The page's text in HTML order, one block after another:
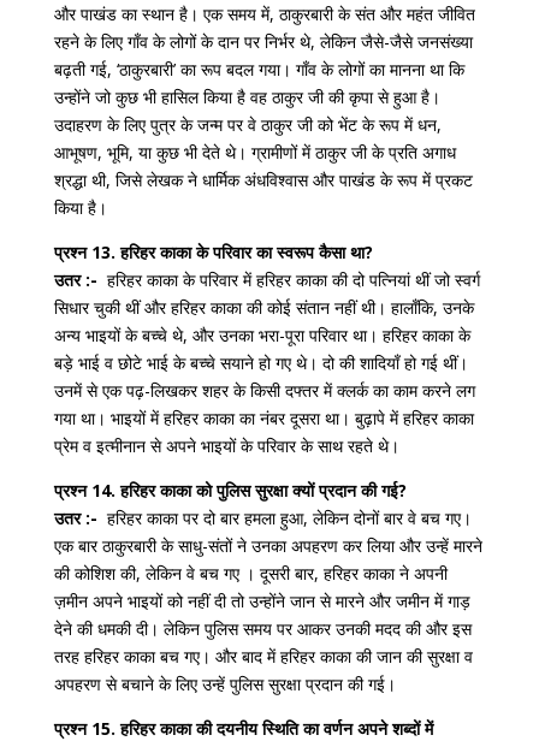
और पाखंड का स्थान है। एक समय में, ठाकुरबारी के संत और महंत जीवित
रहने के लिए गाँव के लोगों के दान पर निर्भर थे, लेकिन जैसे-जैसे जनसंख्या
बढ़ती गई, ‘ठाकुरबारी’ का रूप बदल गया। गाँव के लोगों का मानना ​​था कि
उन्होंने जो कुछ भी हासिल किया है वह ठाकुर जी की कृपा से हुआ है।
उदाहरण के लिए पुत्र के जन्म पर वे ठाकुर जी को भेंट के रूप में धन,
आभूषण, भूमि, या कुछ भी देते थे। ग्रामीणों में ठाकुर जी के प्रति अगाध
श्रद्धा थी, जिसे लेखक ने धार्मिक अंधविश्वास और पाखंड के रूप में प्रकट
किया है।
प्रश्न 13. हरिहर काका के परिवार का स्वरूप कैसा था?
उतर :- हरिहर काका के परिवार में हरिहर काका की दो पत्नियां थीं जो स्वर्ग
सिधार चुकी थीं और हरिहर काका की कोई संतान नहीं थी। हालाँकि, उनके
अन्य भाइयों के बच्चे थे, और उनका भरा-पूरा परिवार था। हरिहर काका के
बड़े भाई व छोटे भाई के बच्चे सयाने हो गए थे। दो की शादियाँ हो गई थीं।
उनमें से एक पढ़-लिखकर शहर के किसी दफ्तर में क्लर्क का काम करने लग
गया था। भाइयों में हरिहर काका का नंबर दूसरा था। बुढ़ापे में हरिहर काका
प्रेम व इत्मीनान से अपने भाइयों के परिवार के साथ रहते थे।
प्रश्न 14. हरिहर काका को पुलिस सुरक्षा क्यों प्रदान की गई?
उतर :- हरिहर काका पर दो बार हमला हुआ, लेकिन दोनों बार वे बच गए।
एक बार ठाकुरबारी के साधु-संतों ने उनका अपहरण कर लिया और उन्हें मारने
की कोशिश की, लेकिन वे बच गए । दूसरी बार, हरिहर काका ने अपनी
ज़मीन अपने भाइयों को नहीं दी तो उन्होंने जान से मारने और जमीन में गाड़
देने की धमकी दी। लेकिन पुलिस समय पर आकर उनकी मदद की और इस
तरह हरिहर काका बच गए। और बाद में हरिहर काका की जान की सुरक्षा व
अपहरण से बचाने के लिए उन्हें पुलिस सुरक्षा प्रदान की गई।
प्रश्न 15. हरिहर काका की दयनीय स्थिति का वर्णन अपने शब्दों में